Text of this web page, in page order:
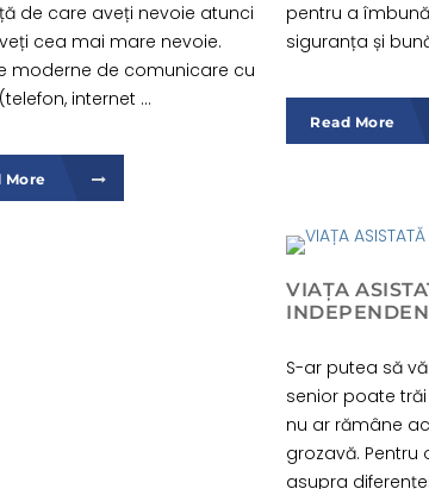
de care aveți nevoie atunci
cea mai mare nevoie.
moderne de comunicare cu
internet ...
More
pentru a
siguranța și
Read More
VIAȚA
S-ar putea să
senior poate
nu ar rămâne
grozavă.
asupra